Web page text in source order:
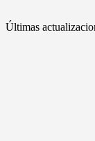
Últimas